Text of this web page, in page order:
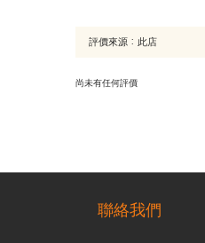
尚未有任何評價
聯絡我們